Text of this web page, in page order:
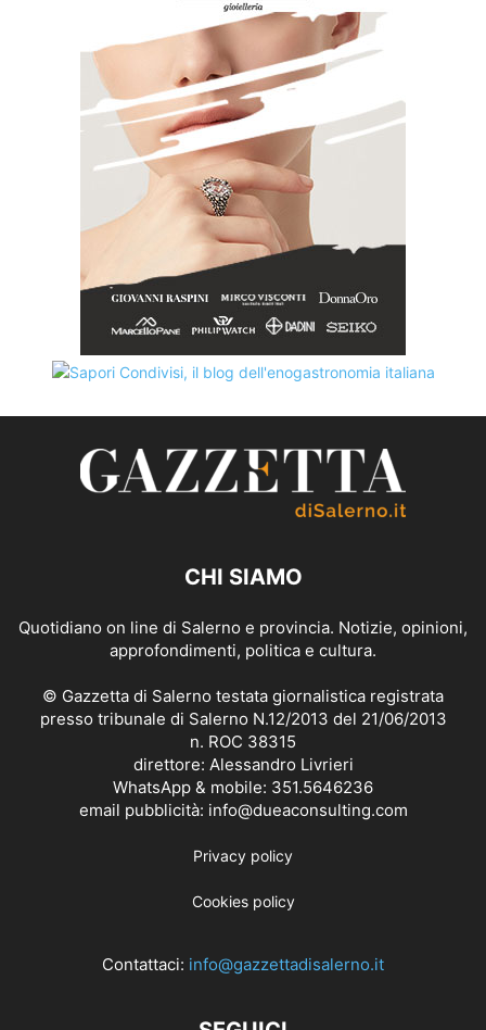
CHI SIAMO
Quotidiano on line di Salerno e provincia. Notizie, opinioni,
approfondimenti, politica e cultura.
© Gazzetta di Salerno testata giornalistica registrata
presso tribunale di Salerno N.12/2013 del 21/06/2013
n. ROC 38315
direttore: Alessandro Livrieri
WhatsApp & mobile: 351.5646236
email pubblicità: info@dueaconsulting.com
Privacy policy
Cookies policy
Contattaci: info@gazzettadisalerno.it